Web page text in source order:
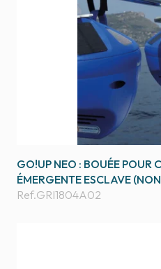
GO!UP NEO : BOUÉE POUR
ÉMERGENTE ESCLAVE
Ref.GRI1804A02